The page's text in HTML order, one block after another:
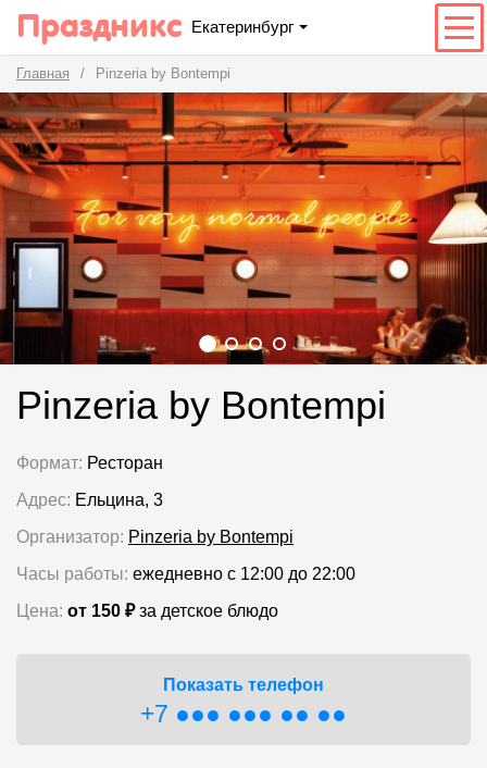
Праздникс Екатеринбург
Главная Pinzeria by Bontempi
Pinzeria by Bontempi
Формат: Ресторан
Адрес: Ельцина, 3
Организатор: Pinzeria by Bontempi
Часы работы: ежедневно с 12:00 до 22:00
Цена: от 150 ₽за детское блюдо
Показать телефон
+7 ●●● ●●● ●● ●●